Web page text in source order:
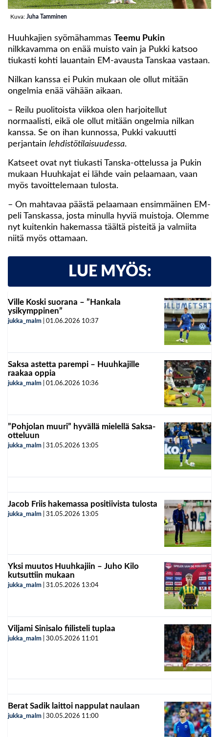
Kuva: Juha Tamminen
Huuhkajien syömähammas Teemu Pukin
nilkkavamma on enää muisto vain ja Pukki katsoo
tiukasti kohti lauantain EM-avausta Tanskaa vastaan.
Nilkan kanssa ei Pukin mukaan ole ollut mitään
ongelmia enää vähään aikaan.
– Reilu puolitoista viikkoa olen harjoitellut
normaalisti, eikä ole ollut mitään ongelmia nilkan
kanssa. Se on ihan kunnossa, Pukki vakuutti
perjantain lehdistötilaisuudessa.
Katseet ovat nyt tiukasti Tanska-ottelussa ja Pukin
mukaan Huuhkajat ei lähde vain pelaamaan, vaan
myös tavoittelemaan tulosta.
– On mahtavaa päästä pelaamaan ensimmäinen EM-
peli Tanskassa, josta minulla hyviä muistoja. Olemme
nyt kuitenkin hakemassa täältä pisteitä ja valmiita
niitä myös ottamaan.
LUE MYÖS:
Ville Koski suorana – ”Hankala
ysikymppinen”
jukka_malm 01.06.2026 10:37
Saksa astetta parempi – Huuhkajille
raakaa oppia
jukka_malm 01.06.2026 10:36
”Pohjolan muuri” hyvällä mielellä Saksa-
otteluun
jukka_malm 31.05.2026 13:05
Jacob Friis hakemassa positiivista tulosta
jukka_malm 31.05.2026 13:05
Yksi muutos Huuhkajiin – Juho Kilo
kutsuttiin mukaan
jukka_malm 31.05.2026 13:04
Viljami Sinisalo fiilisteli tuplaa
jukka_malm 30.05.2026 11:01
Berat Sadik laittoi nappulat naulaan
jukka_malm 30.05.2026 11:00